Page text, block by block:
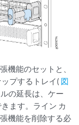
機能のセットと、
プするトレイ( 図
の延長は、ケー
ます。ライン カ
機能を削除する必